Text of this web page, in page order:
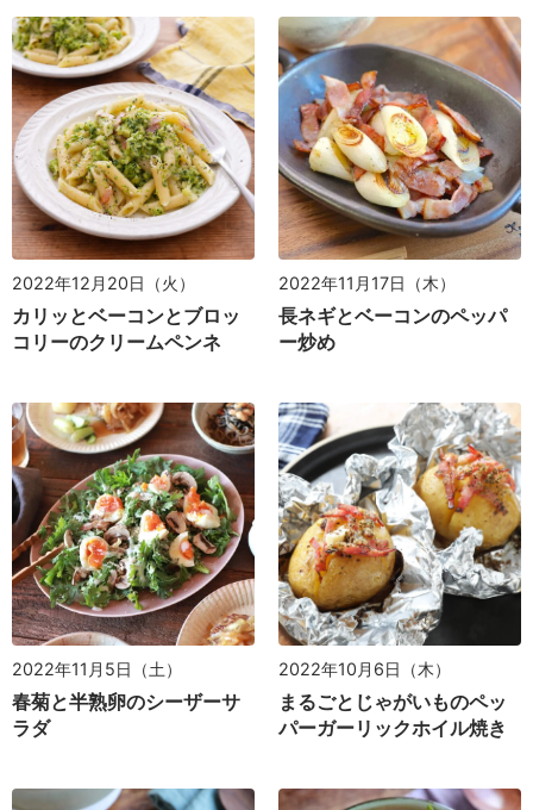
2022年12月20日（火）
カリッとベーコンとブロッ
コリーのクリームペンネ
2022年11月17日（木）
長ネギとベーコンのペッパ
ー炒め
2022年11月5日（土）
春菊と半熟卵のシーザーサ
ラダ
2022年10月6日（木）
まるごとじゃがいものペッ
パーガーリックホイル焼き